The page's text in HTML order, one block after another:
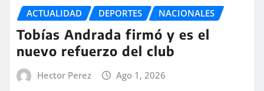
ACTUALIDAD DEPORTES NACIONALES
Tobías Andrada firmó y es el
nuevo refuerzo del club
Hector Perez Ago 1, 2026